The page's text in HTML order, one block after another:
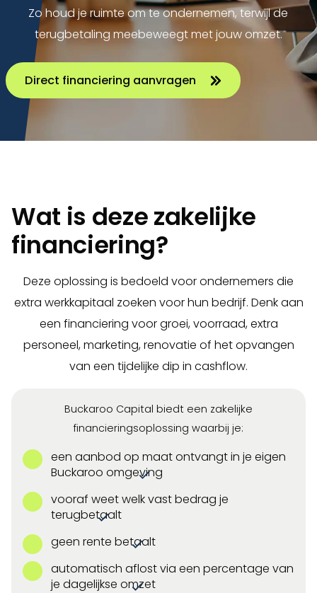
Zo houd je ruimte om te ondernemen, terwijl de
terugbetaling meebeweegt met jouw omzet.
Direct financiering aanvragen
Wat is deze zakelijke
financiering?
Deze oplossing is bedoeld voor ondernemers die
extra werkkapitaal zoeken voor hun bedrijf. Denk aan
een financiering voor groei, voorraad, extra
personeel, marketing, renovatie of het opvangen
van een tijdelijke dip in cashflow.
Buckaroo Capital biedt een zakelijke
financieringsoplossing waarbij je:
een aanbod op maat ontvangt in je eigen
Buckaroo omgeving
vooraf weet welk vast bedrag je
terugbetaalt
geen rente betaalt
automatisch aflost via een percentage van
je dagelijkse omzet